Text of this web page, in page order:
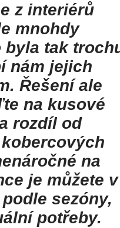
z interiérů
mnohdy
byla tak
nám jejich
Řešení ale
na kusové
rozdíl od
na
je můžete v
sezóny,
potřeby.